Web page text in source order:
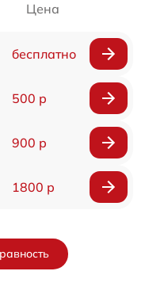
Цена
бесплатно
500 р
900 р
1800 р